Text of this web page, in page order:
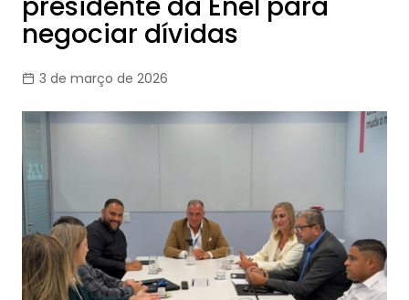
negociar dívidas
3 de março de 2026